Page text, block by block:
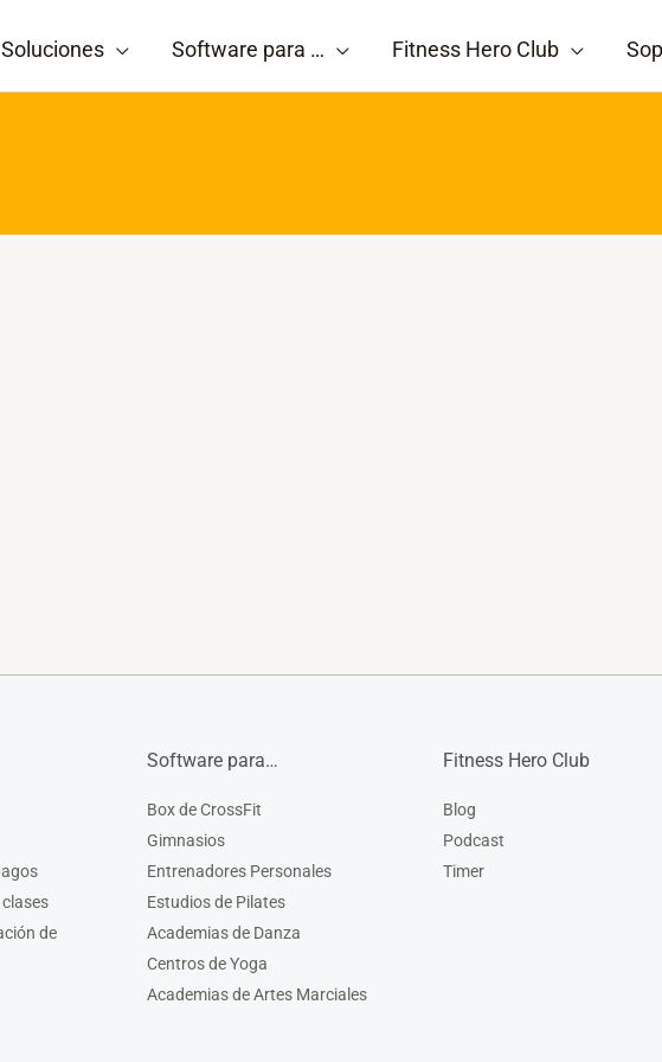
Soluciones Software para … Fitness Hero Club
de
Software para…
Box de CrossFit
Gimnasios
Entrenadores Personales
Estudios de Pilates
Academias de Danza
Centros de Yoga
Academias de Artes Marciales
Fitness Hero Club
Blog
Podcast
Timer